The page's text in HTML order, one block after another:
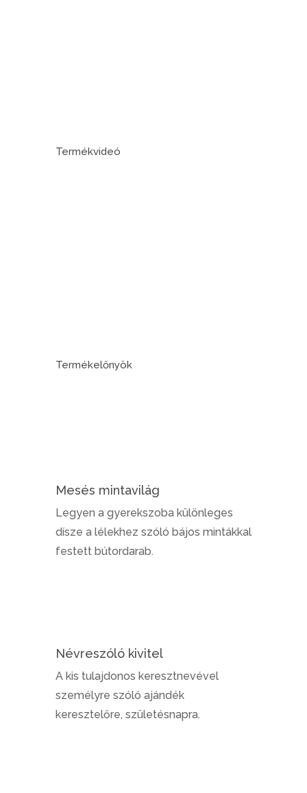
Termékvideó
Termékelőnyök
Mesés mintavilág
Legyen a gyerekszoba különleges
dísze a lélekhez szóló bájos mintákkal
festett bútordarab.
Névreszóló kivitel
A kis tulajdonos keresztnevével
személyre szóló ajándék
keresztelőre, születésnapra.